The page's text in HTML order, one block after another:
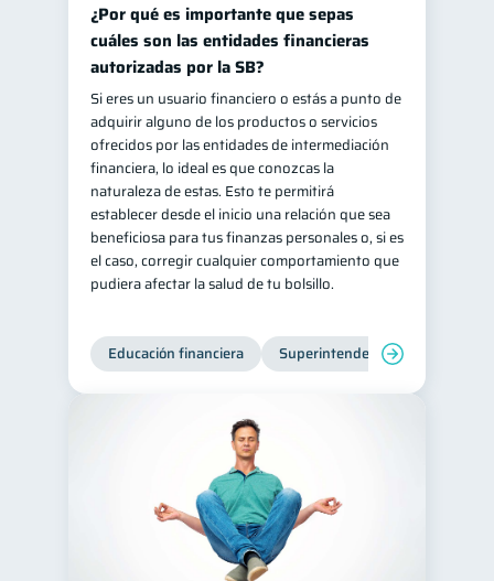
Finanzas Personales 1
Finanzas en Pareja 1
Educación Financiera 1
Mipymes 1
Información financiera 1
inversiones 1
Salud mental 1 ahorro 1
Retiro 1 Doble sueldo 1
información financiera 1
¿Por qué es importante que sepas
cuáles son las entidades financieras
autorizadas por la SB?
Si eres un usuario financiero o estás a punto de
adquirir alguno de los productos o servicios
ofrecidos por las entidades de intermediación
financiera, lo ideal es que conozcas la
naturaleza de estas. Esto te permitirá
establecer desde el inicio una relación que sea
beneficiosa para tus finanzas personales o, si es
el caso, corregir cualquier comportamiento que
pudiera afectar la salud de tu bolsillo.
Educación financiera Superintendencia de Bancos